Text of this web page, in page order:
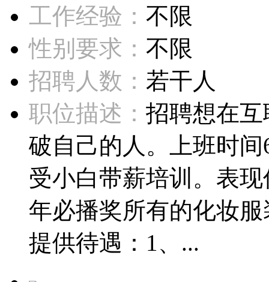
工作经验： 不限
性别要求： 不限
招聘人数： 若干人
职位描述： 招聘想在
破自己的人。上班时
受小白带薪培训。表
年必播奖所有的化妆
提供待遇：1、...